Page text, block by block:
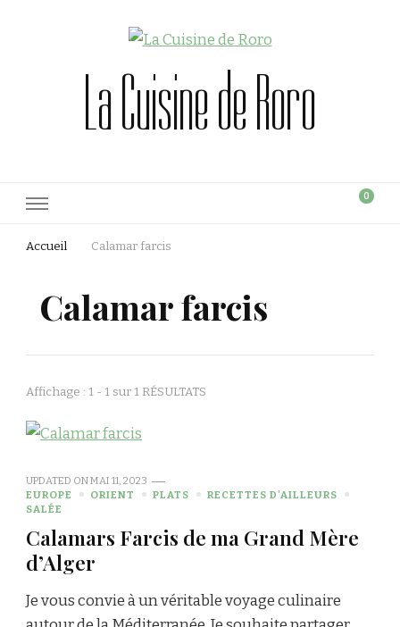
La Cuisine de Roro
0
Accueil Calamar farcis
Calamar farcis
Affichage : 1 - 1 sur 1 RÉSULTATS
UPDATED ONMAI 11, 2023
EUROPE
ORIENT PLATS
RECETTES D'AILLEURS
SALÉE
Calamars Farcis de ma Grand Mère
d’Alger
Je vous convie à un véritable voyage culinaire